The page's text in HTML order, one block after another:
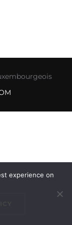
experience on